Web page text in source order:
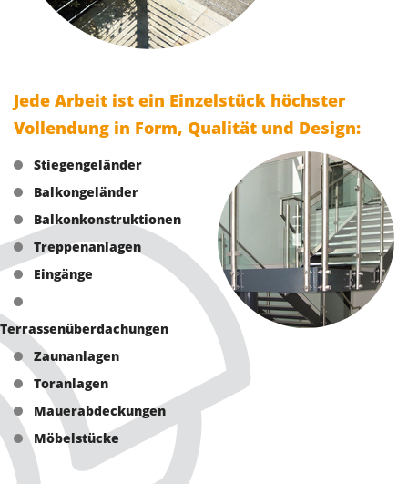
Jede Arbeit ist ein Einzelstück höchster
Vollendung in Form, Qualität und Design:
Stiegengeländer
Balkongeländer
Balkonkonstruktionen
Treppenanlagen
Eingänge
Terrassenüberdachungen
Zaunanlagen
Toranlagen
Mauerabdeckungen
Möbelstücke